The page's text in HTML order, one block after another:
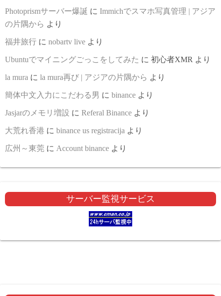
Photoprismサーバー爆誕 に Immichでスマホ写真管理 | アジア
の片隅から より
福井旅行 に nobartv live より
Ubuntuでマイニングごっこをしてみた に 初心者XMR より
la mura に la mura再び | アジアの片隅から より
簡体中文入力にこだわる男 に binance より
Jasjarのメモリ増設 に Referal Binance より
大荒れ香港 に binance us registracija より
広州～東莞 に Account binance より
サーバー監視サービス